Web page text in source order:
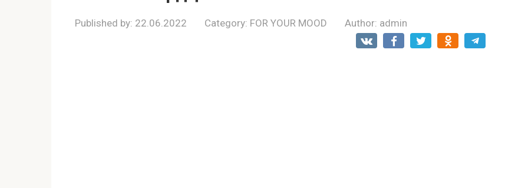
Published by: 22.06.2022 Category: FOR YOUR MOOD Author: admin